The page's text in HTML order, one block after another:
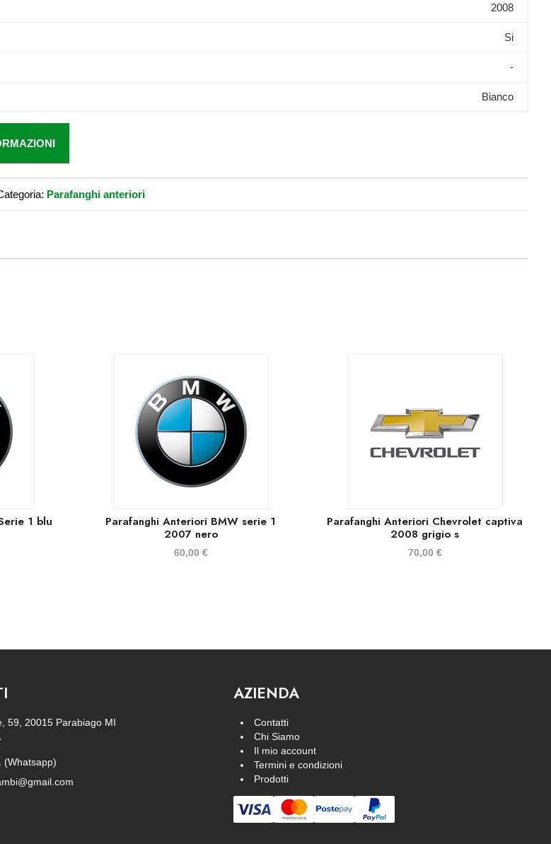
2008
Si
-
Bianco
Parafanghi anteriori
1 blu
Parafanghi Anteriori BMW serie 1
2007 nero
60,00 €
Parafanghi Anteriori Chevrolet captiva
2008 grigio s
70,00 €
59, 20015 Parabiago MI
(Whatsapp)
AZIENDA
Contatti
Chi Siamo
Il mio account
Termini e condizioni
Prodotti